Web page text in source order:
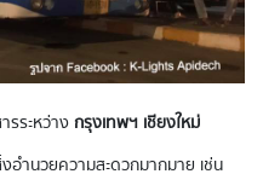
รระหว่างกรุงเทพฯ เชียงใหม่
อำนวยความสะดวกมากมาย เช่น